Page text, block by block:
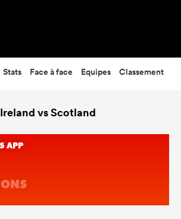
Stats Face à face Equipes Classement
Ireland vs Scotland